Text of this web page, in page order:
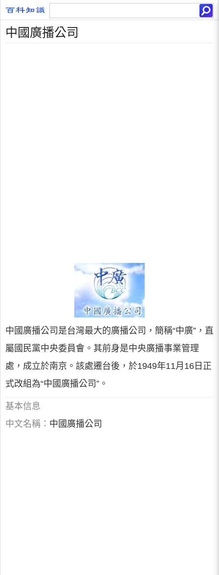
中國廣播公司
中國廣播公司是台灣最大的廣播公司，簡稱“中廣”，直
屬國民黨中央委員會。其前身是中央廣播事業管理
處，成立於南京。該處遷台後，於1949年11月16日正
式改組為“中國廣播公司”。
基本信息
中文名稱： 中國廣播公司